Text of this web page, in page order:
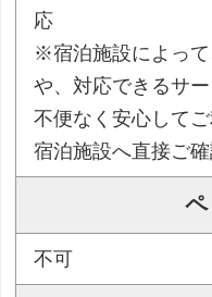
応
※宿泊施設によっ
や、対応できるサ
不便なく安心して
宿泊施設へ直接ご確
不可